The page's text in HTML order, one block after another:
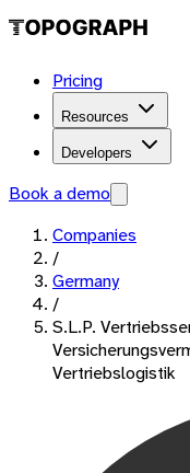
Pricing
Resources
Developers
Book a demo
Companies
/
Germany
/
S.L.P.
Vertriebslogistik